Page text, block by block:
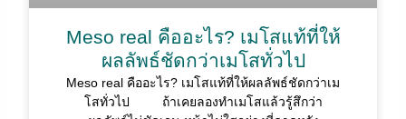
Meso real คืออะไร? เมโสแท้ที่ให้
ผลลัพธ์ชัดกว่าเมโสทั่วไป
Meso real คืออะไร? เมโสแท้ที่ให้ผลลัพธ์ชัดกว่าเม
โสทั่วไป ถ้าเคยลองทำเมโสแล้วรู้สึกว่า